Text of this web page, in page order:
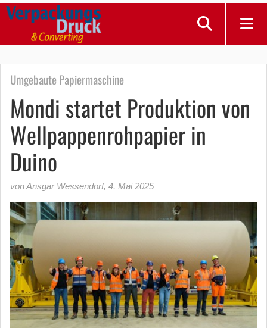
Umgebaute Papiermaschine
Mondi startet Produktion von
Wellpappenrohpapier in
Duino
von Ansgar Wessendorf, 4. Mai 2025